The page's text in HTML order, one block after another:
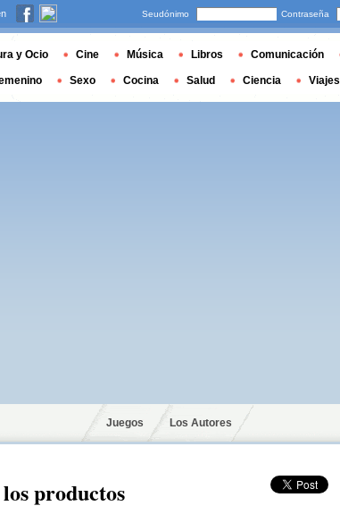
Juegos Los Autores
productos
Seudónimo Contraseña
y Ocio Cine Música Libros Comunicación
Sexo Cocina Salud Ciencia Viajes